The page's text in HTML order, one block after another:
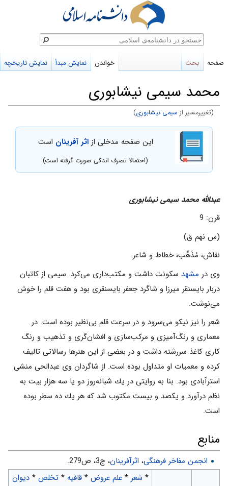
محمد سیمی نیشابوری
(تغییرمسیر از سیمی نیشابوری)
پرش
ناوبری
پرش
جستجو
این صفحه مدخلی ازاثر آفرینان است
(احتمالا تصرف اندکی صورت گرفته است)
عبداللَّه محمد سیمی نیشابوری
قرن: 9
(س نهم ق)
نقاش، مُذَهِّب، خطاط و شاعر.
وى در مشهد سكونت داشت و مكتب‌دارى مى‌كرد. سیمى از كاتبان
دربار بایسنقر میرزا و شاگرد جعفر بایسنقرى بود و هفت قلم را خوش
مى‌نوشت.
شعر را نیز نیكو مى‌سرود و در سرعت قلم بى‌نظیر بوده است. در
معمارى و رنگ‌آمیزى و مركب‌سازى و افشان‌گرى و تذهیب و رنگ
كارى كاغذ سررشته داشت و در بعضى از این هنرها رسالاتى تالیف
كرده و معمیات او متداول بوده است. از شاگردان وى عبدالحى منشى
استرآبادى بود. بنا به روایتى در یك شبانه‌روز دو یا سه هزار بیت به
نظم درآورد و یكصد و بیست مكتوب شد كه هر یك ده سطر بوده
است.
منابع
انجمن مفاخر فرهنگی، اثرآفرینان، ج3، ص279.
* شعر* علم عروض* قافیه* تخلص* دیوان
صفحه بحث خواندن نمایش مبدأ نمایش تاریخچه
جستجو